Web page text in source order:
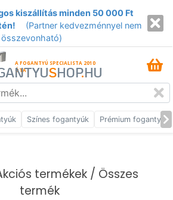
kiszállítás minden 50 000 Ft
(Partner kedvezménnyel nem
összevonható)
A FOGANTYÚ SPECIALISTA 2010
ÓTA
SHOP.HU
Színes fogantyúk Prémium fogantyúk
termékek / Összes
termék